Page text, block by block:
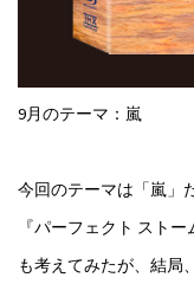
9月のテーマ：嵐
今回のテーマは「嵐」
『パーフェクト スト
も考えてみたが、結局